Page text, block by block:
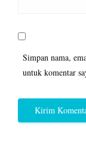
Simpan nama,
untuk komentar